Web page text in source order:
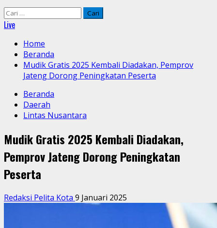
Cari
untuk:
Live
Home
Beranda
Mudik Gratis 2025 Kembali Diadakan, Pemprov
Jateng Dorong Peningkatan Peserta
Beranda
Daerah
Lintas Nusantara
Mudik Gratis 2025 Kembali Diadakan,
Pemprov Jateng Dorong Peningkatan
Peserta
Redaksi Pelita Kota 9 Januari 2025